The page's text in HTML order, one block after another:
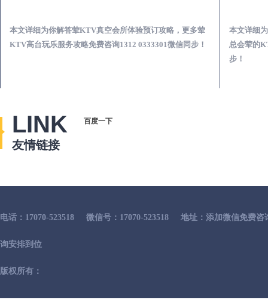
本文详细为你解答荤KTV真空会所体验预订攻略，更多荤
KTV高台玩乐服务攻略免费咨询1312 0333301微信同步！
本文详细
总会荤的
步！
LINK
友情链接
百度一下
电话：17070-523518 微信号：17070-523518 地址：添加微信免费
询安排到位
版权所有：